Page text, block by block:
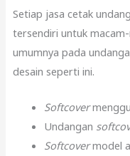
Setiap jasa cetak
tersendiri untuk
umumnya pada
desain seperti ini.
Softcover
Undangan
Softcovermodel